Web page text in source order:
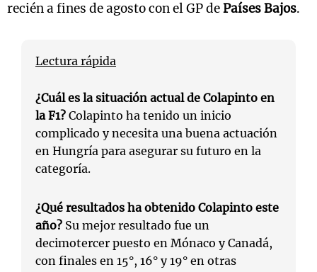
recién a fines de agosto con el GP dePaíses Bajos.
Lectura rápida
¿Cuál es la situación actual de Colapinto en
la F1? Colapinto ha tenido un inicio
complicado y necesita una buena actuación
en Hungría para asegurar su futuro en la
categoría.
¿Qué resultados ha obtenido Colapinto este
año? Su mejor resultado fue un
decimotercer puesto en Mónaco y Canadá,
con finales en 15°, 16° y 19° en otras